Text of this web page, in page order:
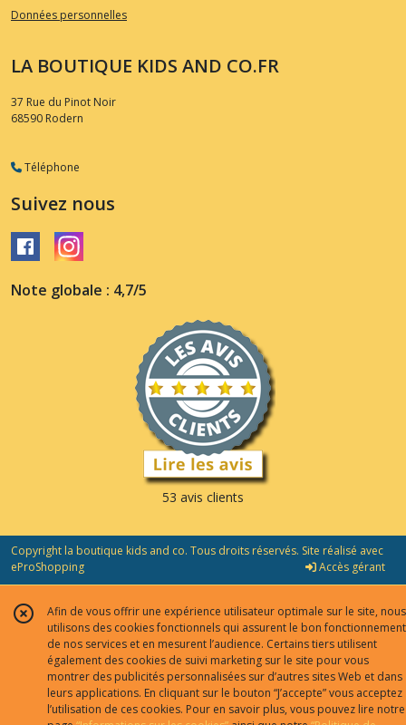
Données personnelles
LA BOUTIQUE KIDS AND CO.FR
37 Rue du Pinot Noir
68590 Rodern
Téléphone
Suivez nous
Note globale : 4,7/5
53 avis clients
Copyright la boutique kids and co. Tous droits réservés. Site réalisé avec
eProShopping
Accès gérant
Afin de vous offrir une expérience utilisateur optimale sur le site, nous
utilisons des cookies fonctionnels qui assurent le bon fonctionnement
de nos services et en mesurent l’audience. Certains tiers utilisent
également des cookies de suivi marketing sur le site pour vous
montrer des publicités personnalisées sur d’autres sites Web et dans
leurs applications. En cliquant sur le bouton “J’accepte” vous acceptez
l’utilisation de ces cookies. Pour en savoir plus, vous pouvez lire notre